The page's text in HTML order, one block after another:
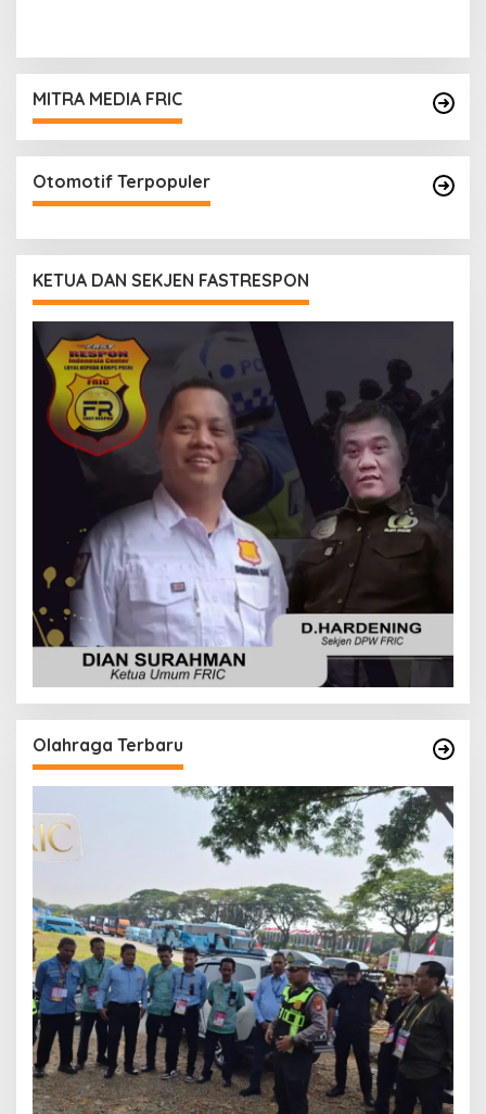
MITRA MEDIA FRIC
Otomotif Terpopuler
KETUA DAN SEKJEN FASTRESPON
Olahraga Terbaru